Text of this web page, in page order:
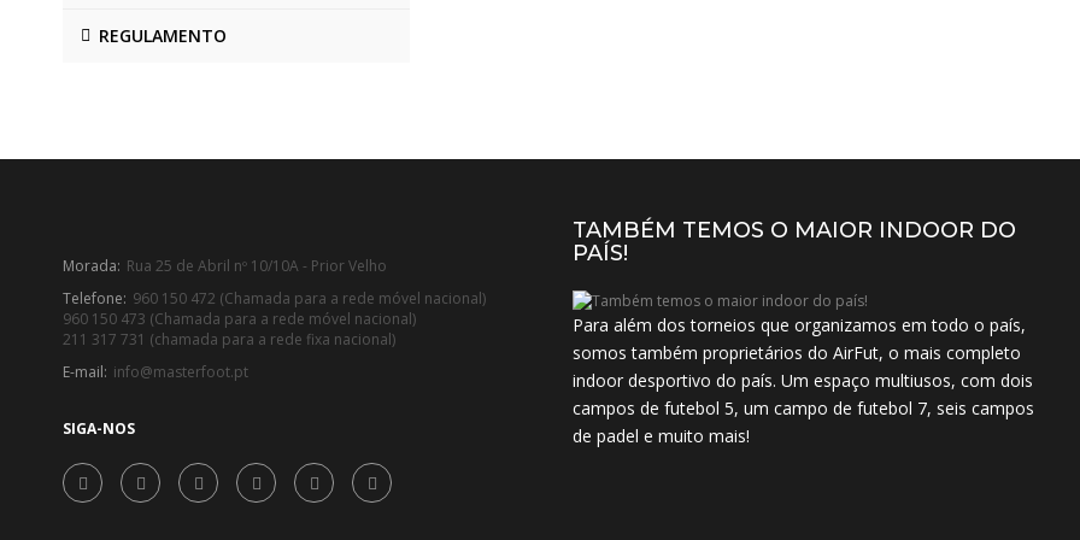
REGULAMENTO
Morada: Rua 25 de Abril nº 10/10A - Prior Velho
Telefone: 960 150 472 (Chamada para a rede móvel nacional)
960 150 473 (Chamada para a rede móvel nacional)
211 317 731 (chamada para a rede fixa nacional)
E-mail: info@masterfoot.pt
SIGA-NOS
TAMBÉM TEMOS O MAIOR INDOOR DO
PAÍS!
Para além dos torneios que organizamos em todo o país,
somos também proprietários do AirFut, o mais completo
indoor desportivo do país. Um espaço multiusos, com dois
campos de futebol 5, um campo de futebol 7, seis campos
de padel e muito mais!